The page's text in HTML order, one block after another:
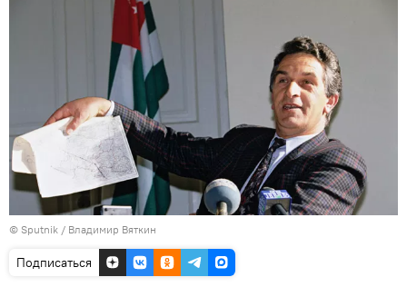
© Sputnik / Владимир Вяткин
Подписаться